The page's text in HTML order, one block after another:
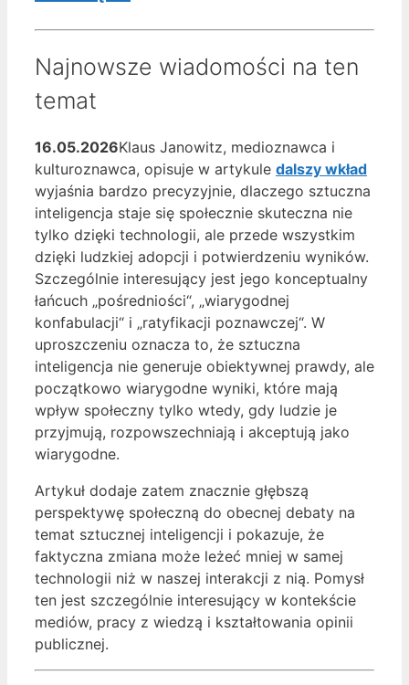
Najnowsze wiadomości na ten
temat
16.05.2026Klaus Janowitz, medioznawca i
kulturoznawca, opisuje w artykule dalszy wkład
wyjaśnia bardzo precyzyjnie, dlaczego sztuczna
inteligencja staje się społecznie skuteczna nie
tylko dzięki technologii, ale przede wszystkim
dzięki ludzkiej adopcji i potwierdzeniu wyników.
Szczególnie interesujący jest jego konceptualny
łańcuch „pośredniości“, „wiarygodnej
konfabulacji“ i „ratyfikacji poznawczej“. W
uproszczeniu oznacza to, że sztuczna
inteligencja nie generuje obiektywnej prawdy, ale
początkowo wiarygodne wyniki, które mają
wpływ społeczny tylko wtedy, gdy ludzie je
przyjmują, rozpowszechniają i akceptują jako
wiarygodne.
Artykuł dodaje zatem znacznie głębszą
perspektywę społeczną do obecnej debaty na
temat sztucznej inteligencji i pokazuje, że
faktyczna zmiana może leżeć mniej w samej
technologii niż w naszej interakcji z nią. Pomysł
ten jest szczególnie interesujący w kontekście
mediów, pracy z wiedzą i kształtowania opinii
publicznej.